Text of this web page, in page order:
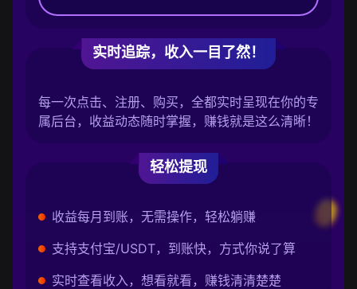
实时追踪，收入一目了然！
每一次点击、注册、购买，全都实时呈现在你的专
属后台，收益动态随时掌握，赚钱就是这么清晰！
轻松提现
收益每月到账，无需操作，轻松躺赚
支持支付宝/USDT，到账快，方式你说了算
实时查看收入，想看就看，赚钱清清楚楚